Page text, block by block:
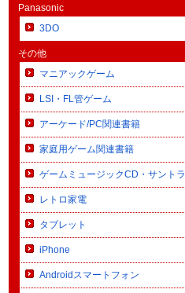
Panasonic
3DO
その他
マニアックゲーム
LSI・FL管ゲーム
アーケード/PC関連書籍
家庭用ゲーム関連書籍
ゲームミュージックCD・サントラ
レトロ家電
タブレット
iPhone
Androidスマートフォン